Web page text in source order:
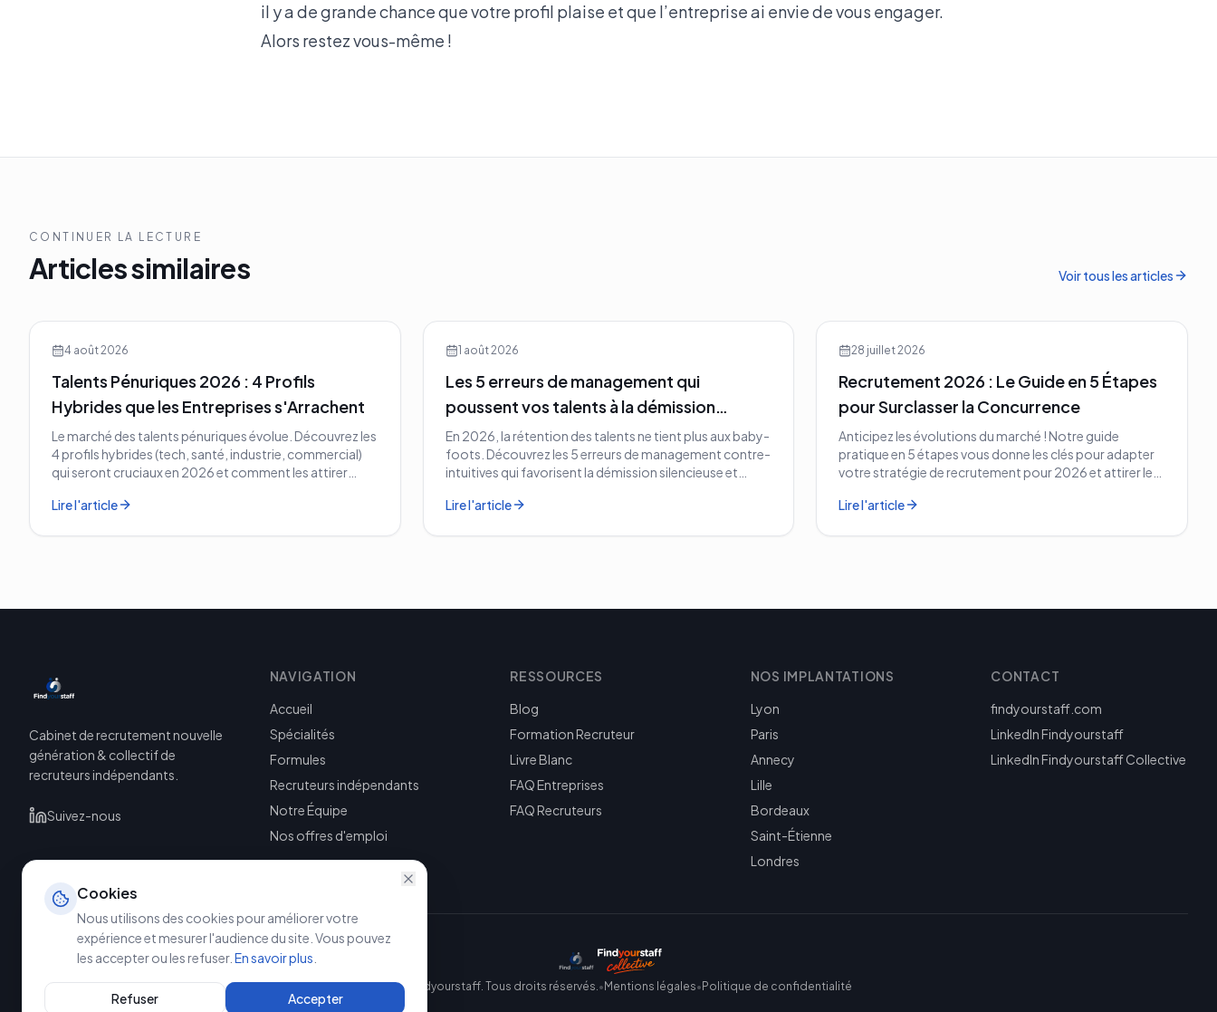
il y a de grande chance que votre profil plaise et que l’entreprise ai envie de vous engager.
Alors restez vous-même !
CONTINUER LA LECTURE
Articles similaires Voir tous les articles
4 août 2026
Talents Pénuriques 2026 : 4 Profils
Hybrides que les Entreprises s'Arrachent
Le marché des talents pénuriques évolue. Découvrez les
4 profils hybrides (tech, santé, industrie, commercial)
qui seront cruciaux en 2026 et comment les attirer
Lire l'article
1 août 2026
Les 5 erreurs de management qui
poussent vos talents à la démission
silencieuse en 2026
En 2026, la rétention des talents ne tient plus aux baby-
foots. Découvrez les 5 erreurs de management contre-
intuitives qui favorisent la démission silencieuse et
Lire l'article
28 juillet 2026
Recrutement 2026 : Le Guide en 5 Étapes
pour Surclasser la Concurrence
Anticipez les évolutions du marché ! Notre guide
pratique en 5 étapes vous donne les clés pour adapter
votre stratégie de recrutement pour 2026 et attirer les
Lire l'article
Cabinet de recrutement nouvelle
génération & collectif de
recruteurs indépendants.
Suivez-nous
NAVIGATION
Accueil
Spécialités
Formules
Recruteurs indépendants
Notre Équipe
Nos offres d'emploi
RESSOURCES
Blog
Formation Recruteur
Livre Blanc
FAQ Entreprises
FAQ Recruteurs
NOS IMPLANTATIONS
Lyon
Paris
Annecy
Lille
Bordeaux
Saint-Étienne
Londres
CONTACT
findyourstaff.com
LinkedIn Findyourstaff
LinkedIn Findyourstaff Collective
©2026 Findyourstaff. Tous droits réservés.• Mentions légales• Politique de confidentialité
Cookies
Nous utilisons des cookies pour améliorer votre
expérience et mesurer l'audience du site. Vous pouvez
les accepter ou les refuser. En savoir plus
Refuser Accepter